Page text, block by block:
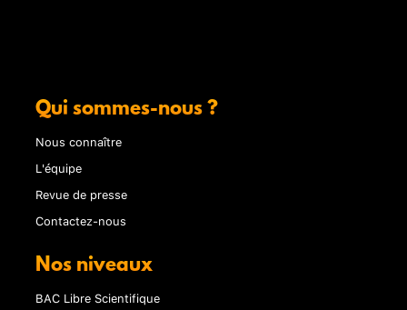
Qui sommes-nous ?
Nous connaître
L'équipe
Revue de presse
Contactez-nous
Nos niveaux
BAC Libre Scientifique